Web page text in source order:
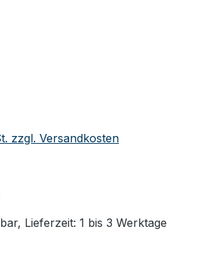
zzgl. Versandkosten
Bewertung von 5 von 5 Sternen
Lieferzeit: 1 bis 3 Werktage